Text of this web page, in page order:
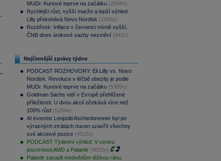
MUDr. Kunové teprve na začátku (2694x)
Rychlejší růst, vyšší marže a lepší výhled.
Lilly překonává Novo Nordisk (1405x)
Rozbřesk: Inflace v červenci mírně vyšší,
ČNB dnes úrokové sazby nezmění (942x)
Nejčtenější zprávy týdne
PODCAST ROZHOVORY: Eli Lilly vs. Novo
Nordisk. Revoluce v léčbě obezity je podle
MUDr. Kunové teprve na začátku (5309x)
Goldman Sachs vidí v Evropě přehlížené
příležitosti. U dvou akcií očekává více než
100% růst (5204x)
AI investor Leopold Aschenbrenner byl po
výrazných ztrátách nucen uzavřít všechny
své akciové pozice (4516x)
PODCAST Týdenní výhled: V centru
pozornosti AMD a Palantir (4032x)
Palantir zasadil medvědům těžkou ránu.